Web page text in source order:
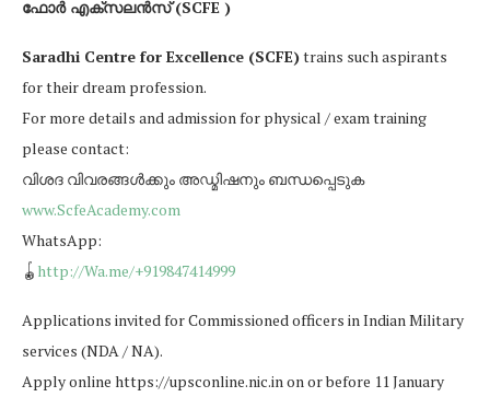
ഫോർ എക്സലൻസ് (SCFE )
Saradhi Centre for Excellence (SCFE)trains such aspirants
for their dream profession.
For more details and admission for physical / exam training
please contact:
വിശദ വിവരങ്ങൾക്കും അഡ്മിഷനും ബന്ധപ്പെടുക
www.ScfeAcademy.com
WhatsApp:
🪀 http://Wa.me/+919847414999
Applications invited for Commissioned officers in Indian Military
services (NDA / NA).
Apply online https://upsconline.nic.in on or before 11 January